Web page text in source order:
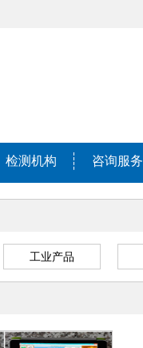
检测机构 咨询服务
工业产品